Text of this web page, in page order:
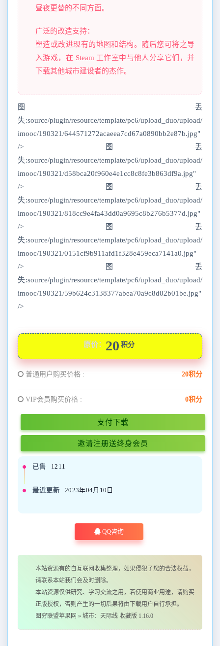
昼夜更替的不同方面。
广泛的改造支持：
塑造或改进现有的地图和结构。随后您可将之导
入游戏，在 Steam 工作室中与他人分享它们，并
下载其他城市建设者的杰作。
图丢
失:source/plugin/resource/template/pc6/upload_duo/upload/
imooc/190321/644571272acaeea7cd67a0890bb2e87b.jpg"
/>图丢
失:source/plugin/resource/template/pc6/upload_duo/upload/
imooc/190321/d58bca20f960e4e1cc8c8fe3b863df9a.jpg"
/>图丢
失:source/plugin/resource/template/pc6/upload_duo/upload/
imooc/190321/818cc9e4fa43dd0a9695c8b276b5377d.jpg"
/>图丢
失:source/plugin/resource/template/pc6/upload_duo/upload/
imooc/190321/0151cf9b911afd1f328e459eca7141a0.jpg"
/>图丢
失:source/plugin/resource/template/pc6/upload_duo/upload/
imooc/190321/59b624c3138377abea70a9c8d02b01be.jpg"
/>
原价： 20 积分
普通用户购买价格 : 20积分
VIP会员购买价格 : 0积分
支付下载
邀请注册送终身会员
已售 1211
最近更新 2023年04月10日
QQ咨询
本站资源有的自互联网收集整理，如果侵犯了您的合法权益，
请联系本站我们会及时删除。
本站资源仅供研究、学习交流之用，若使用商业用途，请购买
正版授权，否则产生的一切后果将由下载用户自行承担。
图穷联盟苹果网 » 城市：天际线 收藏版 1.16.0